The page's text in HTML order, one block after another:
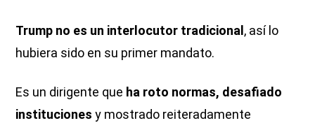
Trump no es un interlocutor tradicional , así lo
hubiera sido en su primer mandato.
Es un dirigente que ha roto normas, desafiado
instituciones y mostrado reiteradamente